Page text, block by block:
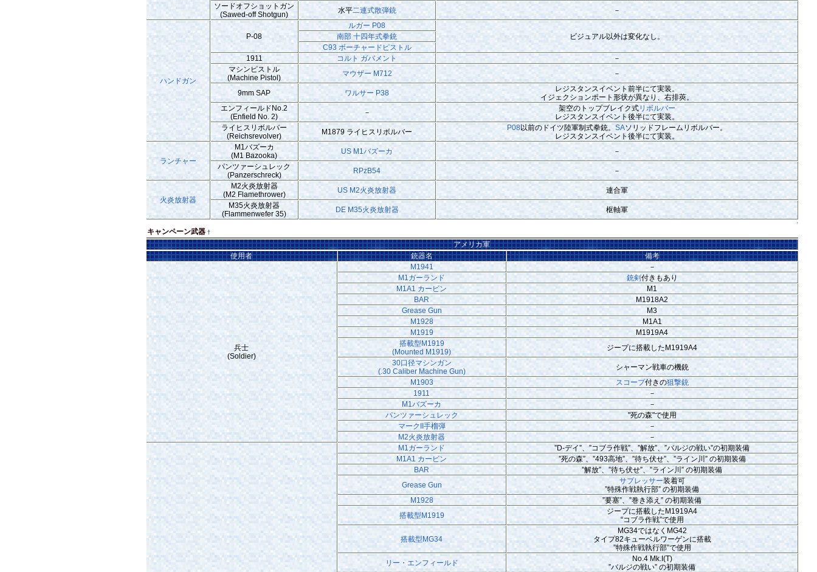
ソードオフショットガン
(Sawed-off Shotgun)
水平二連式散弾銃 －
ハンドガン
P-08
ルガー P08
ビジュアル以外は変化なし。
南部 十四年式拳銃
C93 ボーチャードピストル
1911
コルト ガバメント
－
マシンピストル
(Machine Pistol)
マウザー M712 －
9mm SAP ワルサー P38
レジスタンスイベント前半にて実装。
イジェクションポート形状が異なり、右排莢。
エンフィールドNo.2
(Enfield No. 2)
－ 架空のトップブレイク式リボルバー
レジスタンスイベント後半にて実装。
ライヒスリボルバー
(Reichsrevolver)
M1879 ライヒスリボルバー P08以前のドイツ陸軍制式拳銃。 SAソリッドフレームリボルバー。
レジスタンスイベント後半にて実装。
ランチャー
M1バズーカ
(M1 Bazooka)
US M1バズーカ
－
パンツァーシュレック
(Panzerschreck)
RPzB54 －
火炎放射器
M2火炎放射器
(M2 Flamethrower)
US M2火炎放射器
連合軍
M35火炎放射器
(Flammenwefer 35)
DE M35火炎放射器 枢軸軍
↑
キャンペーン武器 †
アメリカ軍
使用者
銃器名 備考
兵士
(Soldier)
M1941
－
M1ガーランド
銃剣付きもあり
M1A1 カービン
M1
BAR
M1918A2
Grease Gun
M3
M1928
M1A1
M1919
M1919A4
搭載型M1919
(Mounted M1919)
ジープに搭載したM1919A4
30口径マシンガン
(.30 Caliber Machine Gun)
シャーマン戦車の機銃
M1903
スコープ付きの狙撃銃
1911
－
M1バズーカ
－
パンツァーシュレック
"死の森"で使用
マークII手榴弾
－
M2火炎放射器
－
M1ガーランド
”D-デイ”、”コブラ作戦”、”解放”、”バルジの戦い”の初期装備
M1A1 カービン
”死の森”、”493高地”、”待ち伏せ”、”ライン川” の初期装備
BAR
”解放”、”待ち伏せ”、”ライン川” の初期装備
Grease Gun
サプレッサー装着可
”特殊作戦執行部” の初期装備
M1928
”要塞”、”巻き添え” の初期装備
搭載型M1919
ジープに搭載したM1919A4
“コブラ作戦”で使用
搭載型MG34
MG34ではなくMG42
タイプ82キューベルワーゲンに搭載
”特殊作戦執行部”で使用
リー・エンフィールド
No.4 Mk.I(T)
”バルジの戦い” の初期装備